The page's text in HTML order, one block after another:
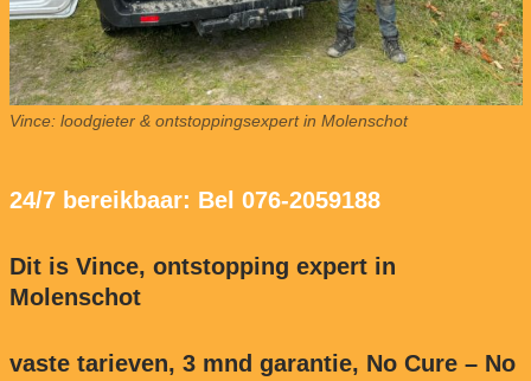
Vince: loodgieter & ontstoppingsexpert in Molenschot
24/7 bereikbaar: Bel 076-2059188
Dit is Vince, ontstopping expert in
Molenschot
vaste tarieven, 3 mnd garantie, No Cure – No